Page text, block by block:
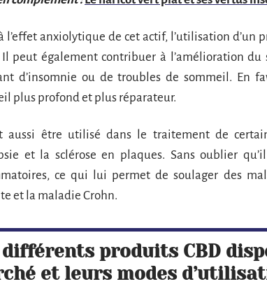
l’effet anxiolytique de cet actif, l’utilisation d’un
Il peut également contribuer à l’amélioration du
d’insomnie ou de troubles de sommeil. En
plus profond et plus réparateur.
aussi être utilisé dans le traitement de
et la sclérose en plaques. Sans oublier
ce qui lui permet de soulager des
et la maladie Crohn.
différents produits CBD
et leurs modes